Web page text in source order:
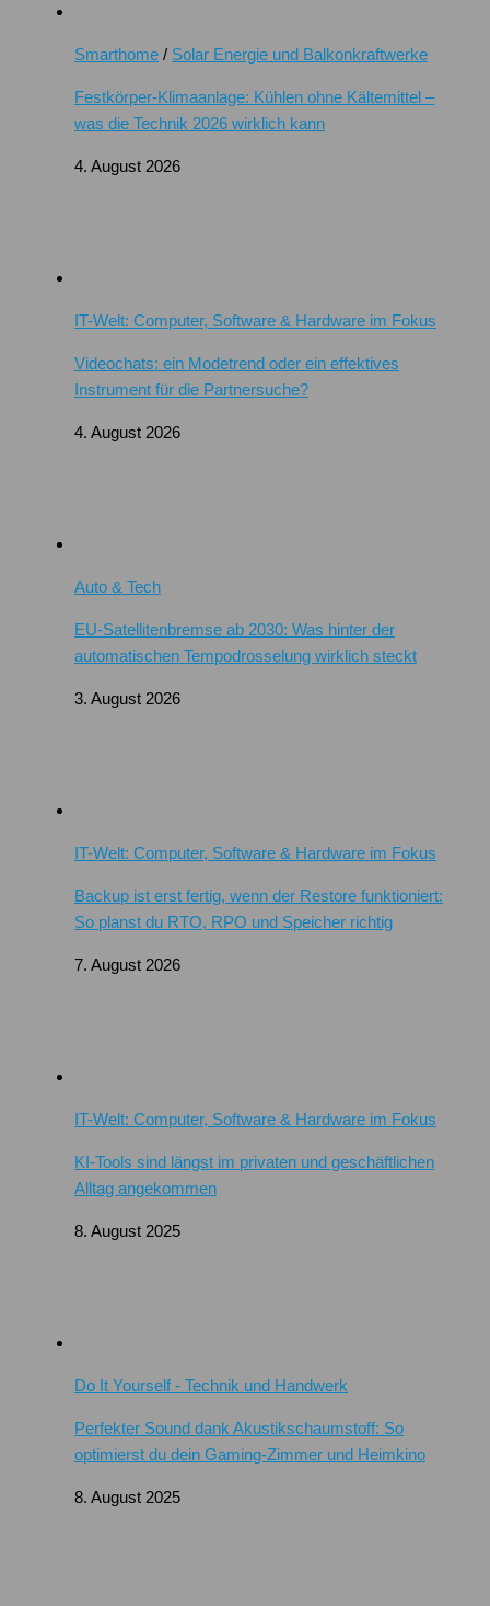
Smarthome / Solar Energie und Balkonkraftwerke
Festkörper-Klimaanlage: Kühlen ohne Kältemittel –
was die Technik 2026 wirklich kann
4. August 2026
IT-Welt: Computer, Software & Hardware im Fokus
Videochats: ein Modetrend oder ein effektives
Instrument für die Partnersuche?
4. August 2026
Auto & Tech
EU-Satellitenbremse ab 2030: Was hinter der
automatischen Tempodrosselung wirklich steckt
3. August 2026
IT-Welt: Computer, Software & Hardware im Fokus
Backup ist erst fertig, wenn der Restore funktioniert:
So planst du RTO, RPO und Speicher richtig
7. August 2026
IT-Welt: Computer, Software & Hardware im Fokus
KI-Tools sind längst im privaten und geschäftlichen
Alltag angekommen
8. August 2025
Do It Yourself - Technik und Handwerk
Perfekter Sound dank Akustikschaumstoff: So
optimierst du dein Gaming-Zimmer und Heimkino
8. August 2025